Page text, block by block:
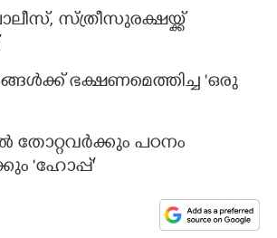
സ്ത്രീസുരക്ഷയ്ക്ക്
ഭക്ഷണമെത്തിച്ച 'ഒരു
തോറ്റവർക്കും പഠനം
'ഹോപ്പ്'